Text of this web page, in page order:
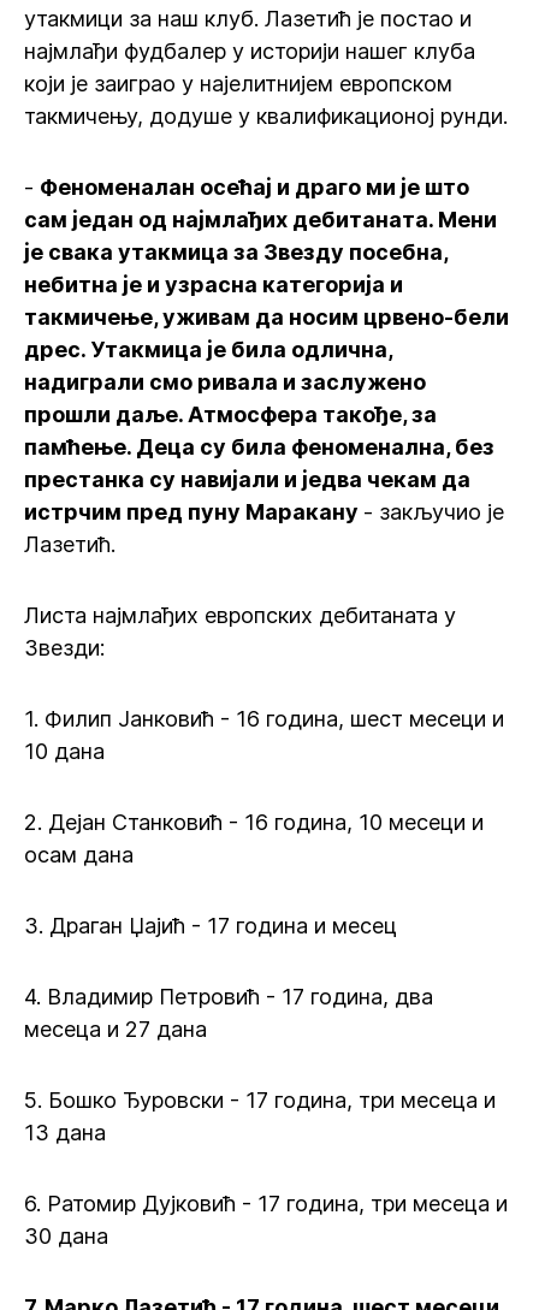
утакмици за наш клуб. Лазетић је постао и
најмлађи фудбалер у историји нашег клуба
који је заиграо у најелитнијем европском
такмичењу, додуше у квалификационој рунди.
- Феноменалан осећај и драго ми је што
сам један од најмлађих дебитаната. Мени
је свака утакмица за Звезду посебна,
небитна је и узрасна категорија и
такмичење, уживам да носим црвено-бели
дрес. Утакмица је била одлична,
надиграли смо ривала и заслужено
прошли даље. Атмосфера такође, за
памћење. Деца су била феноменална, без
престанка су навијали и једва чекам да
истрчим пред пуну Маракану - закључио је
Лазетић.
Листа најмлађих европских дебитаната у
Звезди:
1. Филип Јанковић - 16 година, шест месеци и
10 дана
2. Дејан Станковић - 16 година, 10 месеци и
осам дана
3. Драган Џајић - 17 година и месец
4. Владимир Петровић - 17 година, два
месеца и 27 дана
5. Бошко Ђуровски - 17 година, три месеца и
13 дана
6. Ратомир Дујковић - 17 година, три месеца и
30 дана